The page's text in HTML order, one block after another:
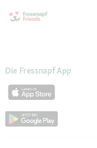
Die Fressnapf App